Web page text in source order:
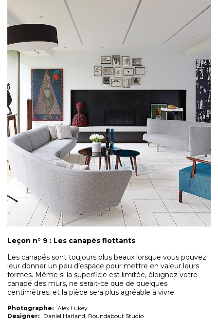
Leçon n° 9 : Les canapés flottants
Les canapés sont toujours plus beaux lorsque vous pouvez
leur donner un peu d’espace pour mettre en valeur leurs
formes. Même si la superficie est limitée, éloignez votre
canapé des murs, ne serait-ce que de quelques
centimètres, et la pièce sera plus agréable à vivre.
Photographe: Alex Lukey
Designer: Daniel Harland, Roundabout Studio